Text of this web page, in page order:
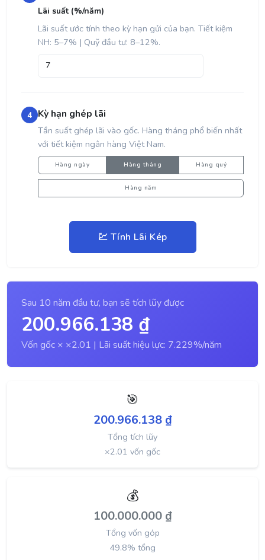
Lãi suất (%/năm)
Lãi suất ước tính theo kỳ hạn gửi của bạn. Tiết kiệm
NH: 5–7% | Quỹ đầu tư: 8–12%.
4 Kỳ hạn ghép lãi
Tần suất ghép lãi vào gốc. Hàng tháng phổ biến nhất
với tiết kiệm ngân hàng Việt Nam.
Hàng ngày Hàng tháng Hàng quý
Hàng năm
💹 Tính Lãi Kép
Sau 10 năm đầu tư, bạn sẽ tích lũy được
200.966.138 ₫
Vốn gốc × ×2.01 | Lãi suất hiệu lực: 7.229%/năm
🎯
200.966.138 ₫
Tổng tích lũy
×2.01 vốn gốc
💰
100.000.000 ₫
Tổng vốn góp
49.8% tổng